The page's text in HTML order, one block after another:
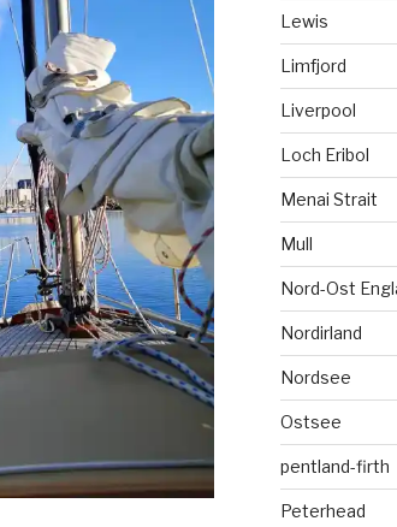
Lewis
Limfjord
Liverpool
Loch Eribol
Menai Strait
Mull
Nord-Ost
Nordirland
Nordsee
Ostsee
pentland-firth
Peterhead